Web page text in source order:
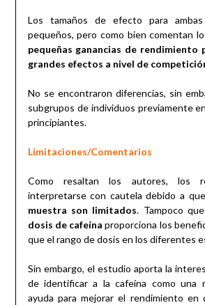
Los tamaños de efecto para
pequeños, pero como bien comentan
pequeñas ganancias de rendimiento
grandes efectos a nivel de
No se encontraron diferencias, sin
subgrupos de individuos previamente
principiantes.
Limitaciones/Comentarios
Como resaltan los autores, los
interpretarse con cautela debido a
muestra son limitados. Tampoco
dosis de cafeína proporciona los
que el rango de dosis en los diferentes
Sin embargo, el estudio aporta la
de identificar a la cafeína como una
ayuda para mejorar el rendimiento en